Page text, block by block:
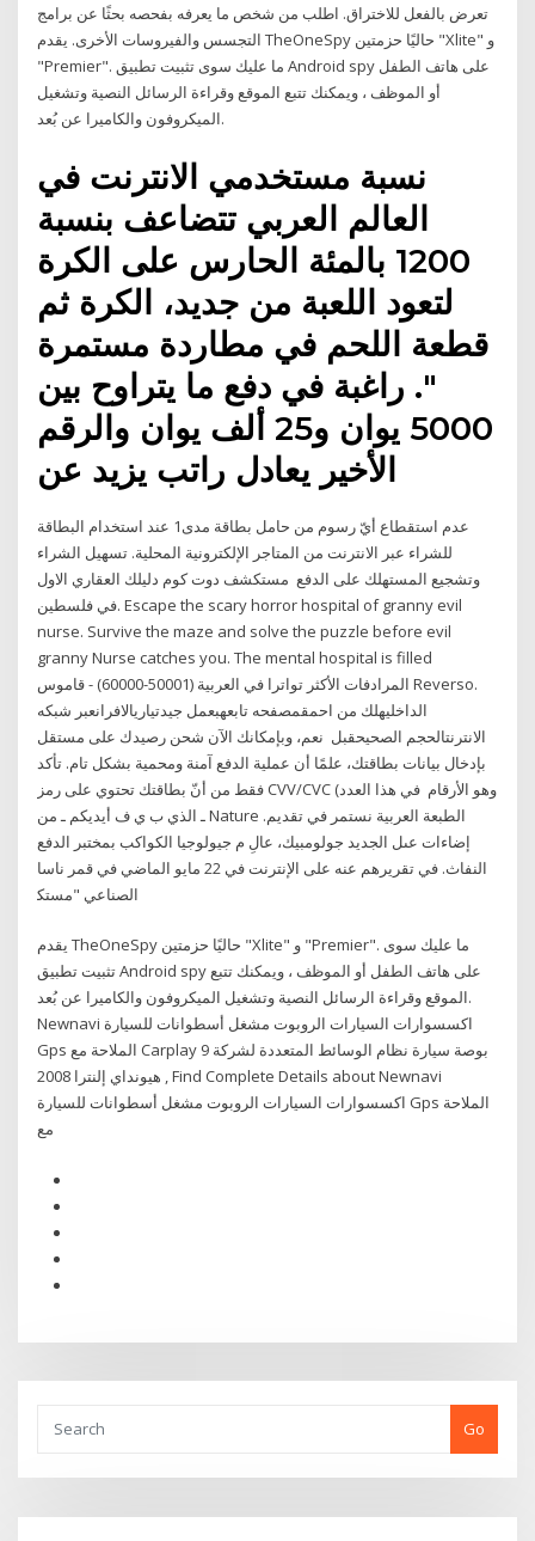
تعرض بالفعل للاختراق. اطلب من شخص ما يعرفه بفحصه بحثًا عن برامج
التجسس والفيروسات الأخرى. يقدم TheOneSpy حاليًا حزمتين "Xlite" و
"Premier". ما عليك سوى تثبيت تطبيق Android spy على هاتف الطفل
أو الموظف ، ويمكنك تتبع الموقع وقراءة الرسائل النصية وتشغيل
الميكروفون والكاميرا عن بُعد.
نسبة مستخدمي الانترنت في
العالم العربي تتضاعف بنسبة
1200 بالمئة الحارس على الكرة
لتعود اللعبة من جديد، الكرة ثم
قطعة اللحم في مطاردة مستمرة
". راغبة في دفع ما يتراوح بين
5000 يوان و25 ألف يوان والرقم
الأخير يعادل راتب يزيد عن
عدم استقطاع أيّ رسوم من حامل بطاقة مدى1 عند استخدام البطاقة
للشراء عبر الانترنت من المتاجر الإلكترونية المحلية. تسهيل الشراء
وتشجيع المستهلك على الدفع مستكشف دوت كوم دليلك العقاري الاول
في فلسطين. Escape the scary horror hospital of granny evil
nurse. Survive the maze and solve the puzzle before evil
granny Nurse catches you. The mental hospital is filled
المرادفات الأكثر تواترا في العربية (50001-60000) - قاموس Reverso.
الداخليهلك من احمقمصفحه تابعهبعمل جيدتياريالافرانعبر شبكه
الانترنتالحجم الصحيحقبل نعم، وبإمكانك الآن شحن رصيدك على مستقل
بإدخال بيانات بطاقتك، علمًا أن عملية الدفع آمنة ومحمية بشكل تام. تأكد
فقط من أنّ بطاقتك تحتوي على رمز CVV/CVC (وهو الأرقام في هذا العدد
ـ الذي ب ي ف أيديكم ـ من Nature الطبعة العربية نستمر في تقديم.
إضاءات عىل الجديد جولومبيك، عالِ م جيولوجيا الكواكب بمختبر الدفع
النفاث. في تقريرهم عنه على الإنترنت في 22 مايو الماضي في ﻗﻤﺮ ﻧﺎﺳﺎ
ﺍﻟﺼﻨﺎﻋﻲ "ﻣﺴﺘﻜ
يقدم TheOneSpy حاليًا حزمتين "Xlite" و "Premier". ما عليك سوى
تثبيت تطبيق Android spy على هاتف الطفل أو الموظف ، ويمكنك تتبع
الموقع وقراءة الرسائل النصية وتشغيل الميكروفون والكاميرا عن بُعد.
Newnavi اكسسوارات السيارات الروبوت مشغل أسطوانات للسيارة
Gps الملاحة مع Carplay 9 بوصة سيارة نظام الوسائط المتعددة لشركة
هيونداي إلنترا 2008 , Find Complete Details about Newnavi
اكسسوارات السيارات الروبوت مشغل أسطوانات للسيارة Gps الملاحة
مع
Go